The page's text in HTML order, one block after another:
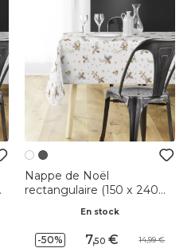
Nappe de Noël
rectangulaire (150 x 240
En stock
-50% 7,50 14,99